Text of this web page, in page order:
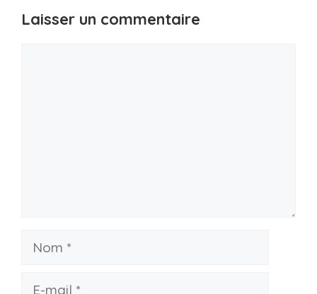
Laisser un commentaire
Nom